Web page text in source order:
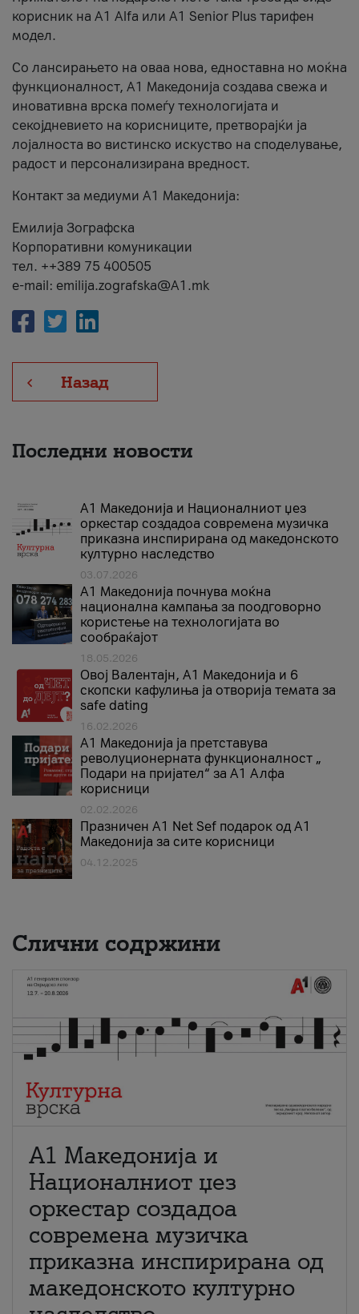
корисник на А1 Alfa или A1 Senior Plus тарифен
модел.
Со лансирањето на оваа нова, едноставна но моќна
функционалност, А1 Македонија создава свежа и
иновативна врска помеѓу технологијата и
секојдневието на корисниците, претворајќи ја
лојалноста во вистинско искуство на споделување,
радост и персонализирана вредност.
Контакт за медиуми А1 Македонија:
Емилија Зографска
Корпоративни комуникации
тел. ++389 75 400505
e-mail: emilija.zografska@A1.mk
Назад
Последни новости
А1 Македонија и Националниот џез
оркестар создадоа современа музичка
приказна инспирирана од македонското
културно наследство
03.07.2026
A1 Македонија почнува моќна
национална кампања за поодговорно
користење на технологијата во
сообраќајот
18.05.2026
Овој Валентајн, A1 Македонија и 6
скопски кафулиња ја отворија темата за
safe dating
16.02.2026
А1 Македонија ја претставува
револуционерната функционалност „
Подари на пријател“ за А1 Алфа
корисници
02.02.2026
Празничен A1 Net Sеf подарок од А1
Македонија за сите корисници
04.12.2025
Слични содржини
А1 Македонија и
Националниот џез
оркестар создадоа
современа музичка
приказна инспирирана од
македонското културно